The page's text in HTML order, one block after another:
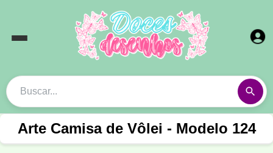
Arte Camisa de Vôlei - Modelo 124